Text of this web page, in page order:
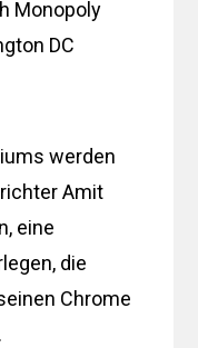
Monopoly
DC
werden
Amit
eine
die
Chrome